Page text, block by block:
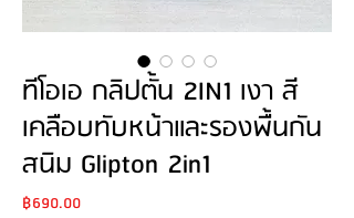
ทีโอเอ กลิปตั้น 2IN1 เงา สี
เคลือบทับหน้าและรองพื้นกัน
สนิม Glipton 2in1
฿690.00Price